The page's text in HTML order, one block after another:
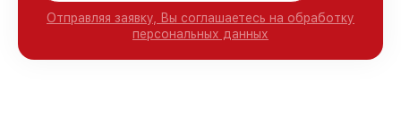
Отправляя заявку, Вы соглашаетесь на обработку
персональных данных